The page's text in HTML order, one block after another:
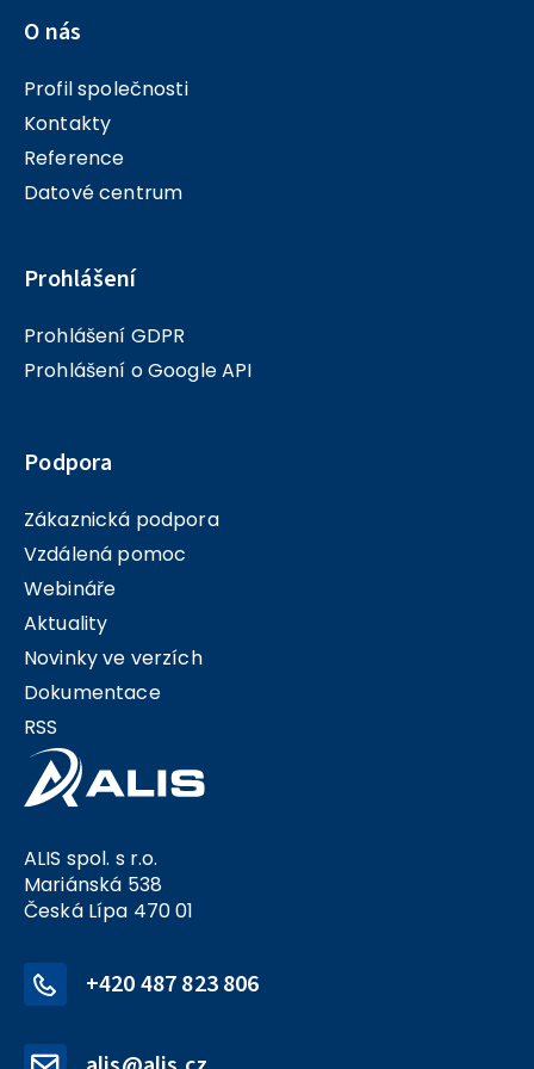
ALIS spol. s r.o.
Mariánská 538
Česká Lípa 470 01
+420 487 823 806
O nás
Profil společnosti
Kontakty
Reference
Datové centrum
Prohlášení
Prohlášení GDPR
Prohlášení o Google API
Podpora
Zákaznická podpora
Vzdálená pomoc
Webináře
Aktuality
Novinky ve verzích
Dokumentace
RSS